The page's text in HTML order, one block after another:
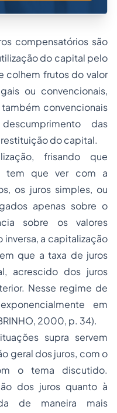
compensatórios são
do capital pelo
colhem frutos do valor
ou convencionais,
convencionais
das
do capital.
frisando que
tem que ver com a
os juros simples, ou
apenas sobre o
sobre os valores
inversa, a capitalização
que a taxa de juros
acrescido dos juros
Nesse regime de
em
2000, p. 34).
supra servem
geral dos juros, com o
o tema discutido.
dos juros quanto à
de maneira mais